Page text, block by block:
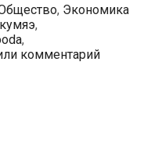
, Экономика
,
,
комментарий